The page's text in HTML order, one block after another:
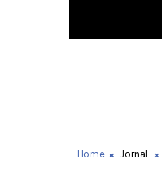
Home Jornal